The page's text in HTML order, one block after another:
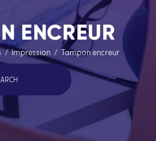
ENCREUR
Impression Tampon encreur